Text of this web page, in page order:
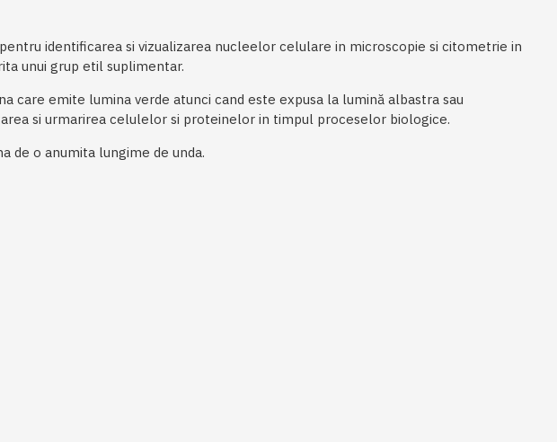
identificarea si vizualizarea nucleelor celulare in microscopie si citometrie in
unui grup etil suplimentar.
emite lumina verde atunci cand este expusa la lumină albastra sau
si urmarirea celulelor si proteinelor in timpul proceselor biologice.
de o anumita lungime de unda.